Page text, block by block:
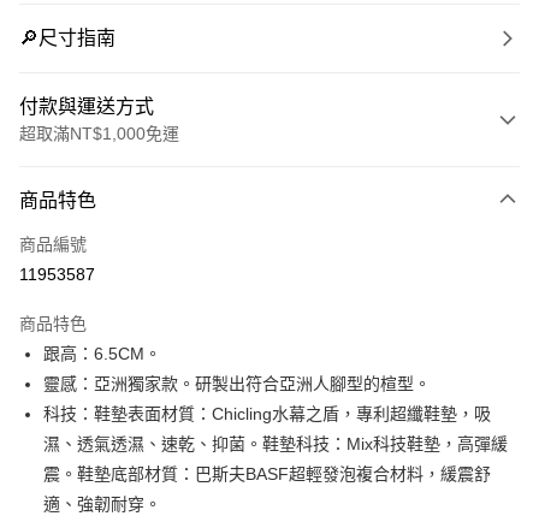
🔎尺寸指南
付款與運送方式
超取滿NT$1,000免運
信用卡一次付款
信用卡分期付款
合作金庫商業銀行
華南商業銀行
上海商業儲蓄銀行
台北富邦商業銀行
國泰世華商業銀行
兆豐國際商業銀行
臺灣中小企業銀行
台中商業銀行
匯豐（台灣）商業銀行
華泰商業銀行
聯邦商業銀行
遠東國際商業銀行
元大商業銀行
LINE Pay
街口支付
AFTEE先享後付
相關說明
AFTEE先享後付是「在收到商品之後才付款」的支付方式。 讓您購物簡單
ATM付款
商品特色
商品編號
11953587
商品特色
跟高：6.5CM。
靈感：亞洲獨家款。研製出符合亞洲人腳型的楦型。
科技：鞋墊表面材質：Chicling水幕之盾，專利超纖鞋墊，吸
濕、透氣透濕、速乾、抑菌。鞋墊科技：Mix科技鞋墊，高彈緩
震。鞋墊底部材質：巴斯夫BASF超輕發泡複合材料，緩震舒
適、強韌耐穿。